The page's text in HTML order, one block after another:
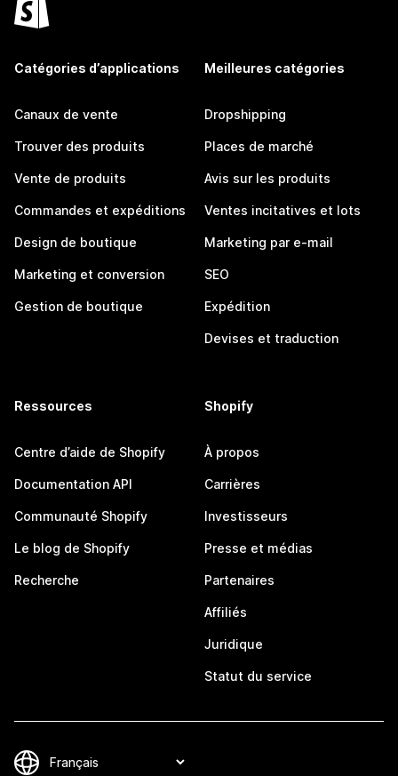
Catégories d’applications
Canaux de vente
Trouver des produits
Vente de produits
Commandes et expéditions
Design de boutique
Marketing et conversion
Gestion de boutique
Meilleures catégories
Dropshipping
Places de marché
Avis sur les produits
Ventes incitatives et lots
Marketing par e-mail
SEO
Expédition
Devises et traduction
Ressources
Centre d’aide de Shopify
Documentation API
Communauté Shopify
Le blog de Shopify
Recherche
Shopify
À propos
Carrières
Investisseurs
Presse et médias
Partenaires
Affiliés
Juridique
Statut du service